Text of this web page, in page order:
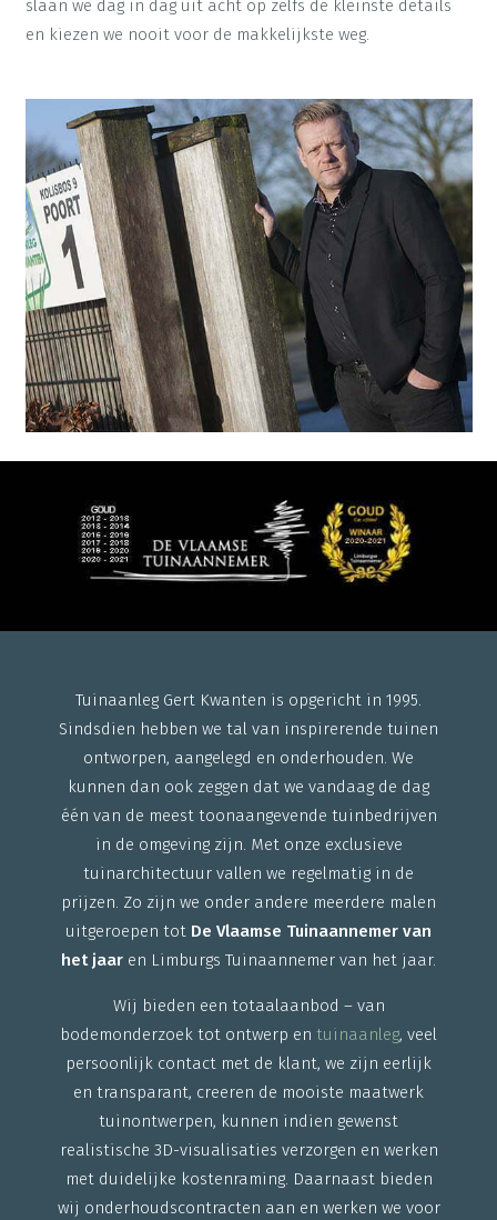
slaan we dag in dag uit acht op zelfs de kleinste details
en kiezen we nooit voor de makkelijkste weg.
Tuinaanleg Gert Kwanten is opgericht in 1995.
Sindsdien hebben we tal van inspirerende tuinen
ontworpen, aangelegd en onderhouden. We
kunnen dan ook zeggen dat we vandaag de dag
één van de meest toonaangevende tuinbedrijven
in de omgeving zijn. Met onze exclusieve
tuinarchitectuur vallen we regelmatig in de
prijzen. Zo zijn we onder andere meerdere malen
uitgeroepen tot De Vlaamse Tuinaannemer van
het jaar en Limburgs Tuinaannemer van het jaar.
Wij bieden een totaalaanbod – van
bodemonderzoek tot ontwerp en tuinaanleg, veel
persoonlijk contact met de klant, we zijn eerlijk
en transparant, creeren de mooiste maatwerk
tuinontwerpen, kunnen indien gewenst
realistische 3D-visualisaties verzorgen en werken
met duidelijke kostenraming. Daarnaast bieden
wij onderhoudscontracten aan en werken we voor